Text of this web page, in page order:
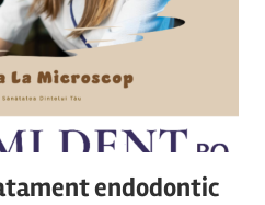
endodontic